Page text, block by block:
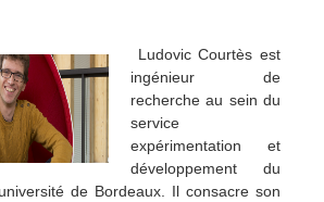
Ludovic Courtès est
ingénieur de
recherche au sein du
service
expérimentation et
développement du
de Bordeaux. Il consacre son